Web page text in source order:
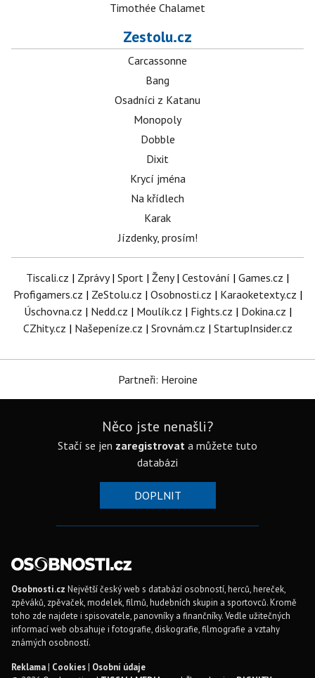
Timothée Chalamet
Zestolu.cz
Carcassonne
Bang
Osadníci z Katanu
Monopoly
Dobble
Dixit
Krycí jména
Na křídlech
Karak
Jízdenky, prosím!
Tiscali.cz | Zprávy| Sport | Ženy| Cestování | Games.cz |
Profigamers.cz | ZeStolu.cz | Osobnosti.cz | Karaoketexty.cz |
Úschovna.cz | Nedd.cz | Moulík.cz | Fights.cz | Dokina.cz |
CZhity.cz | Našepeníze.cz | Srovnám.cz | StartupInsider.cz
Partneři: Heroine
Něco jste nenašli?
Stačí se jen zaregistrovat a můžete tuto
databázi
DOPLNIT
Osobnosti.cz Největší český web s databází osobností, herců, hereček,
zpěváků, zpěvaček, modelek, filmů, hudebních skupin a sportovců. Kromě
toho zde najdete i spisovatele, panovníky a finančníky. Vedle užitečných
informací web obsahuje i fotografie, diskografie, filmografie a vztahy
známých osobností.
Reklama| Cookies| Osobní údaje